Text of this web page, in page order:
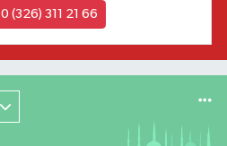
0 (326) 311 21 66